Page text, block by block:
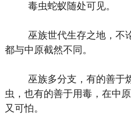
毒虫蛇蚁随处可见。
巫族世代生存之地，不
都与中原截然不同。
巫族多分支，有的善于
虫，也有的善于用毒，在中
又可怕。